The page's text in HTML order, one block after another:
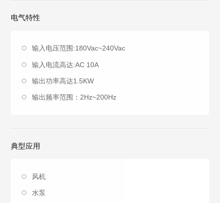
电气特性
输入电压范围:180Vac~240Vac
输入电流高达:AC 10A
输出功率高达1.5KW
输出频率范围：2Hz~200Hz
典型应用
风机
水泵